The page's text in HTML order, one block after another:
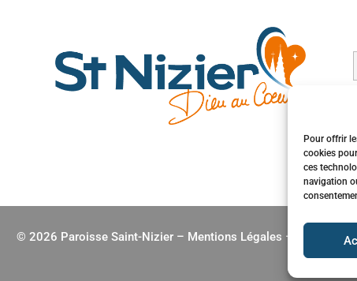
Pour offrir
cookies
ces
navigation
© 2026 Paroisse Saint-Nizier – Mentions Légales –